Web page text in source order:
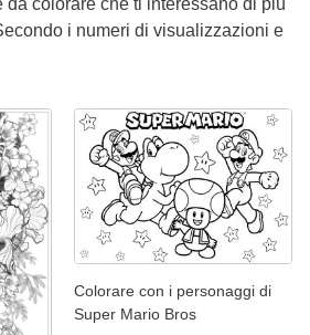
da colorare che ti interessano di più
i numeri di visualizzazioni e
Colorare con i personaggi di
Super Mario Bros